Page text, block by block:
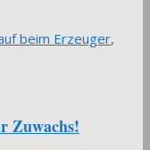
beim Erzeuger,
Zuwachs!